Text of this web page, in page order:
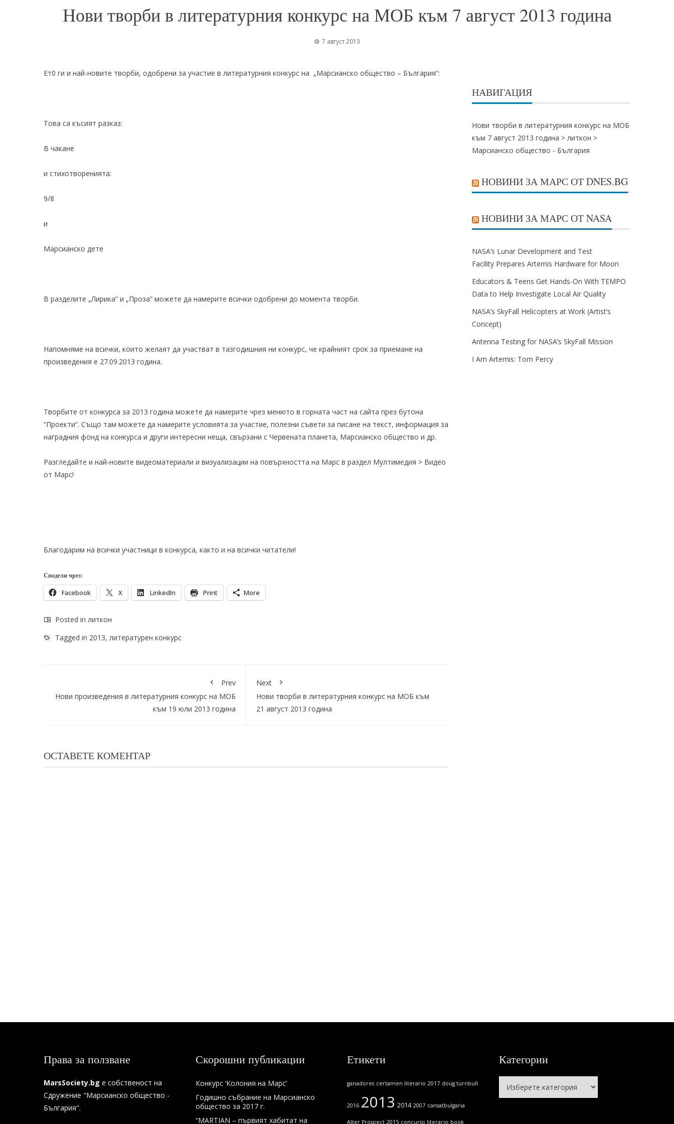
Нови творби в литературния конкурс на МОБ към 7 август 2013 година
7 август 2013
Ет0 ги и най-новите творби, одобрени за участие в литературния конкурс на „Марсианско общество – България“:
Това са късият разказ:
В чакане
и стихотворенията:
9/8
и
Марсианско дете
В разделите „Лирика“ и „Проза“ можете да намерите всички одобрени до момента творби.
Напомняме на всички, които желаят да участват в тазгодишния ни конкурс, че крайният срок за приемане на
произведения е 27.09.2013 година.
Творбите от конкурса за 2013 година можете да намерите чрез менюто в горната част на сайта през бутона
“Проекти“. Също там можете да намерите условията за участие, полезни съвети за писане на текст, информация за
наградния фонд на конкурса и други интересни неща, свързани с Червената планета, Марсианско общество и др.
Разгледайте и най-новите видеоматериали и визуализации на повърхността на Марс в раздел Мултимедия > Видео
от Марс!
Благодарим на всички участници в конкурса, както и на всички читатели!
Сподели чрез:
Facebook X LinkedIn Print More
Posted in литкон
Tagged in 2013, литературен конкурс
Prev
Нови произведения в литературния конкурс на МОБ
към 19 юли 2013 година
Next
Нови творби в литературния конкурс на МОБ към
21 август 2013 година
ОСТАВЕТЕ КОМЕНТАР
НАВИГАЦИЯ
Нови творби в литературния конкурс на МОБ
към 7 август 2013 година >литкон >
Марсианско общество - България
НОВИНИ ЗА МАРС ОТ DNES.BG
НОВИНИ ЗА МАРС ОТ NASA
NASA’s Lunar Development and Test
Facility Prepares Artemis Hardware for Moon
Educators & Teens Get Hands-On With TEMPO
Data to Help Investigate Local Air Quality
NASA’s SkyFall Helicopters at Work (Artist’s
Concept)
Antenna Testing for NASA’s SkyFall Mission
I Am Artemis: Tom Percy
Права за ползване
MarsSociety.bg е собственост на
Сдружение "Марсианско общество -
България".
Скорошни публикации
Конкурс ‘Колония на Марс’
Годишно събрание на Марсианско
общество за 2017 г.
“MARTIAN – първият хабитат на
Етикети
ganadores certamen literario 2017 doug turnbull
2016 2013 2014 2007 cansatbulgaria
Alter Prospect 2015 concurso literario book
Категории
Категории